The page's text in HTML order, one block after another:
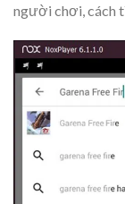
người chơi, cách